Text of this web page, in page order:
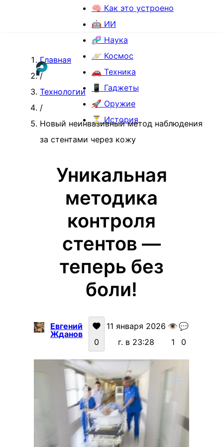
🧠 Как это устроено
🤖 ИИ
🧬 Наука
🪐 Космос
🚗 Техника
📱 Гаджеты
🚀 Оружие
⏳ История
Главная
/
Технологии
/
Новый неинвазивный метод наблюдения
за стентами через кожу
Уникальная
методика
контроля
стентов —
теперь без
боли!
Евгений
Жданов
0
11 января 2026
г. в 23:28
👁️
1
💬
0